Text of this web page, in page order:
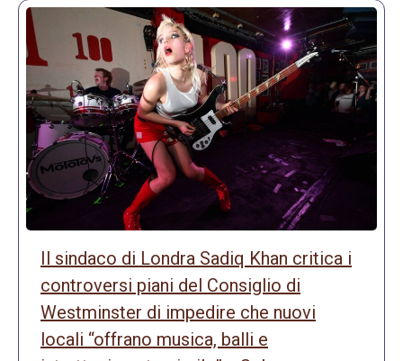
Il sindaco di Londra Sadiq Khan critica i
controversi piani del Consiglio di
Westminster di impedire che nuovi
locali “offrano musica, balli e